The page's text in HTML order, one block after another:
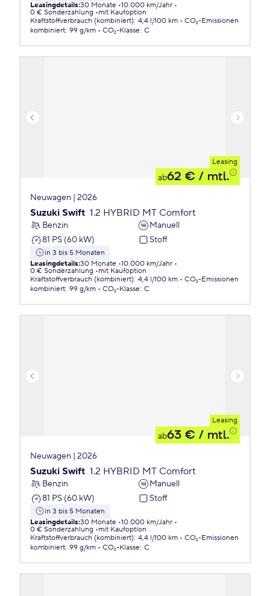
Leasingdetails:30 Monate 10.000 km/Jahr
0 € Sonderzahlung
mit Kaufoption
Kraftstoffverbrauch (kombiniert): 4,4 l/100 km
CO₂-Emissionen
kombiniert: 99 g/km CO₂-Klasse: C
Leasing
ab62 € / mtl.
Neuwagen | 2026
Suzuki Swift 1.2 HYBRID MT Comfort
Benzin
Manuell
81 PS (60 kW)
Stoff
in 3 bis 5 Monaten
Leasingdetails:30 Monate 10.000 km/Jahr
0 € Sonderzahlung
mit Kaufoption
Kraftstoffverbrauch (kombiniert): 4,4 l/100 km
CO₂-Emissionen
kombiniert: 99 g/km CO₂-Klasse: C
Leasing
ab63 € / mtl.
Neuwagen | 2026
Suzuki Swift 1.2 HYBRID MT Comfort
Benzin
Manuell
81 PS (60 kW)
Stoff
in 3 bis 5 Monaten
Leasingdetails:30 Monate 10.000 km/Jahr
0 € Sonderzahlung
mit Kaufoption
Kraftstoffverbrauch (kombiniert): 4,4 l/100 km
CO₂-Emissionen
kombiniert: 99 g/km CO₂-Klasse: C